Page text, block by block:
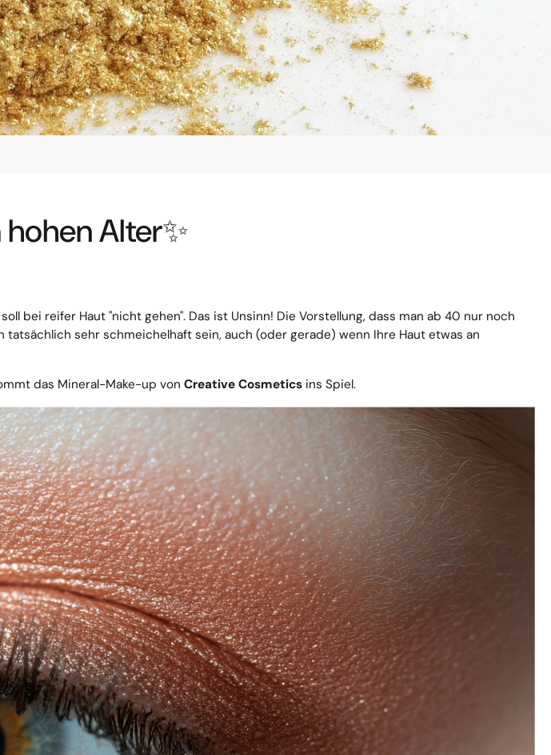
Alter✨
bei reifer Haut "nicht gehen". Das ist Unsinn! Die Vorstellung, dass man ab 40 nur noch
sehr schmeichelhaft sein, auch (oder gerade) wenn Ihre Haut etwas an
das Mineral-Make-up von Creative Cosmetics ins Spiel.